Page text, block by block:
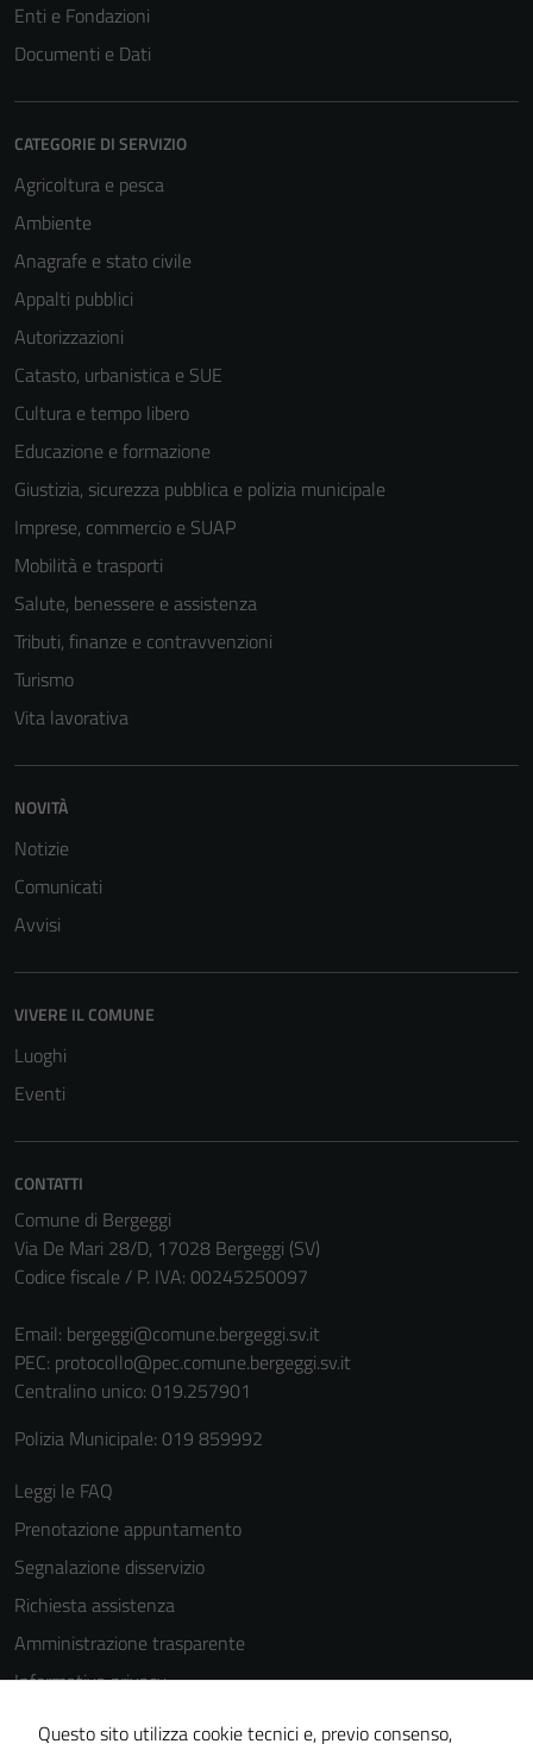
Enti e Fondazioni
Documenti e Dati
CATEGORIE DI SERVIZIO
Agricoltura e pesca
Ambiente
Anagrafe e stato civile
Appalti pubblici
Autorizzazioni
Catasto, urbanistica e SUE
Cultura e tempo libero
Educazione e formazione
Giustizia, sicurezza pubblica e polizia municipale
Imprese, commercio e SUAP
Mobilità e trasporti
Salute, benessere e assistenza
Tributi, finanze e contravvenzioni
Turismo
Vita lavorativa
NOVITÀ
Notizie
Comunicati
Avvisi
VIVERE IL COMUNE
Luoghi
Eventi
CONTATTI
Comune di Bergeggi
Via De Mari 28/D, 17028 Bergeggi (SV)
Codice fiscale / P. IVA: 00245250097
Email: bergeggi@comune.bergeggi.sv.it
PEC: protocollo@pec.comune.bergeggi.sv.it
Centralino unico: 019.257901
Polizia Municipale: 019 859992
Leggi le FAQ
Prenotazione appuntamento
Segnalazione disservizio
Richiesta assistenza
Amministrazione trasparente
Informativa privacy
Cookie Policy
Questo sito utilizza cookie tecnici e, previo consenso,